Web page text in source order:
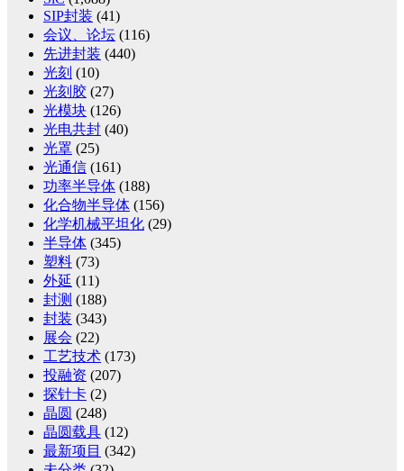
SIP封装 (41)
会议、论坛 (116)
先进封装 (440)
光刻 (10)
光刻胶 (27)
光模块 (126)
光电共封 (40)
光罩 (25)
光通信 (161)
功率半导体 (188)
化合物半导体 (156)
化学机械平坦化 (29)
半导体 (345)
塑料 (73)
外延 (11)
封测 (188)
封装 (343)
展会 (22)
工艺技术 (173)
投融资 (207)
探针卡 (2)
晶圆 (248)
晶圆载具 (12)
最新项目 (342)